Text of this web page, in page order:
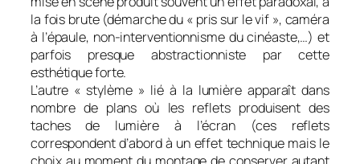
la fois brute (démarche du « pris sur le vif », caméra
à l’épaule, non-interventionnisme du cinéaste,…) et
parfois presque abstractionniste par cette
esthétique forte.
L’autre « stylème » lié à la lumière apparaît dans
nombre de plans où les reflets produisent des
taches de lumière à l’écran (ces reflets
correspondent d’abord à un effet technique mais le